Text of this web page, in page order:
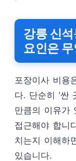
강릉 신
요인은
포장이사 비용
다. 단순히 ‘싼
만큼의 이유가
접근해야 합니
치는지 이해하
있습니다.